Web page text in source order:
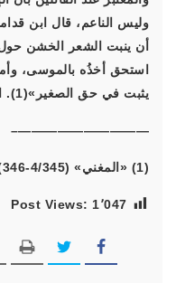
وليس الناعم، قال ابن
أن ينبت الشعر الخشن
استحق أخذُه بالموسى،
يثبت في حق الصغير»(1). اهـ. والله تعالى أعلى وأعلم.
——————————–
(1) «المغني» (4/345-346).
Post Views: 1٬047